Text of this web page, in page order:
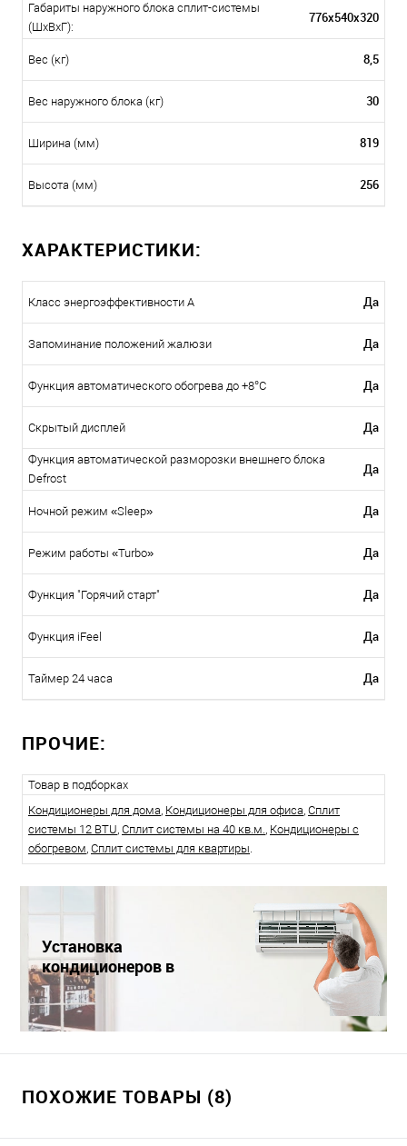
Габариты наружного блока сплит-системы
(ШxВxГ):
776х540х320
Вес (кг) 8,5
Вес наружного блока (кг) 30
Ширина (мм) 819
Высота (мм) 256
ХАРАКТЕРИСТИКИ:
Класс энергоэффективности A Да
Запоминание положений жалюзи Да
Функция автоматического обогрева до +8°С Да
Скрытый дисплей Да
Функция автоматической разморозки внешнего блока
Defrost
Да
Ночной режим «Sleep» Да
Режим работы «Turbo» Да
Функция "Горячий старт" Да
Функция iFeel Да
Таймер 24 часа Да
ПРОЧИЕ:
Товар в подборках
Кондиционеры для дома, Кондиционеры для офиса, Сплит
системы 12 BTU, Сплит системы на 40 кв.м., Кондиционеры с
обогревом, Сплит системы для квартиры.
Установка
кондиционеров в
Краснодаре
ПОХОЖИЕ ТОВАРЫ (8)